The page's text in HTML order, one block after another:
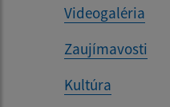
Videogaléria
Zaujímavosti
Kultúra